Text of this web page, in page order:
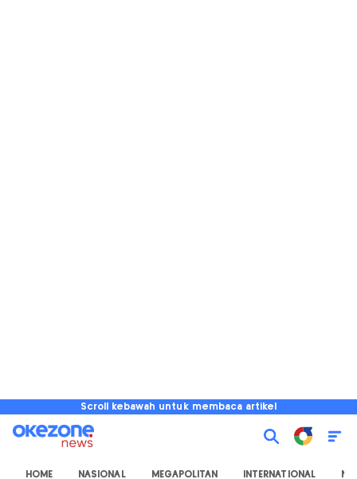
Scroll kebawah untuk membaca artikel
HOME NASIONAL MEGAPOLITAN INTERNATIONAL